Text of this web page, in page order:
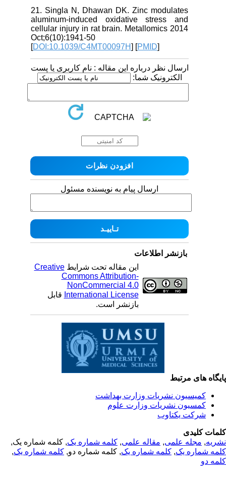
21. Singla N, Dhawan DK. Zinc modulates
aluminum-induced oxidative stress and
cellular injury in rat brain. Metallomics 2014
Oct;6(10):1941-50
[DOI:10.1039/C4MT00097H] [PMID
ارسال نظر درباره این مقاله : نام کاربری یا پست
الکترونیک شما:
ارسال پیام به نویسنده مسئول
بازنشر اطلاعات
این مقاله تحت شرایطCreative
Commons Attribution-
NonCommercial 4.0
International Licenseقابل
بازنشر است.
های مرتبط
کمیسیون نشریات وزارت بهداشت
کمسیون نشریات وزارت علوم
شرکت یکتاوب
کلیدی
,مجله علمی, مقاله علمی, کلمه شماره یک, کلمه شماره یک,
شماره یک,کلمه شماره یک, کلمه شماره دو,کلمه شماره یک,
دو